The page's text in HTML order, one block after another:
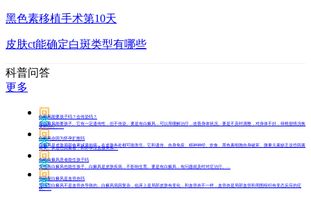
黑色素移植手术第10天
皮肤ct能确定白斑类型有哪些
科普问答
更多
问
白癜风能要孩子吗？会传染吗？
答
有白癜风能要孩子。它有一定遗传性，但不传染。要是有白癜风，可以用缓解治疗，改善身体状况。要是不及时调整，对身体不好，得根据情况恢
复和治疗。...
问
白癜风会因为怀孕扩散吗
答
白癜风是皮肤局部色素减退的病，在皮肤各处都可能发生。它和遗传、自身免疫、精神神经、饮食、黑色素细胞自身破坏、微量元素缺乏这些因素
有关。从这些因素看，和怀孕没直接关系...
问
女性白癜风患者能生孩子吗
答
女性有白癜风也能生孩子。白癜风是皮肤疾病，不影响生育。要是有白癜风，有问题就及时对症治疗。...
问
节段型白癜风是血管炎吗
答
节段型白癜风不是血管炎导致的。白癜风病因复杂，临床上是局部皮肤有变化，和血管炎不一样，血管炎是局部血管和周围组织有变态反应的症
状。...